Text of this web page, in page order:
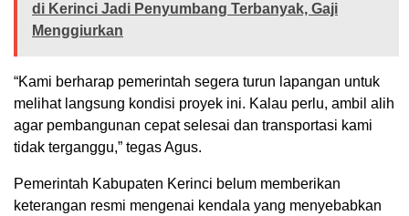
di Kerinci Jadi Penyumbang Terbanyak, Gaji
Menggiurkan
“Kami berharap pemerintah segera turun lapangan untuk
melihat langsung kondisi proyek ini. Kalau perlu, ambil alih
agar pembangunan cepat selesai dan transportasi kami
tidak terganggu,” tegas Agus.
Pemerintah Kabupaten Kerinci belum memberikan
keterangan resmi mengenai kendala yang menyebabkan